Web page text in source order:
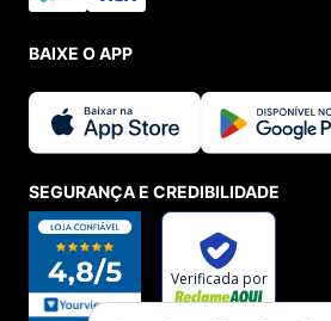
BAIXE O APP
SEGURANÇA E CREDIBILIDADE